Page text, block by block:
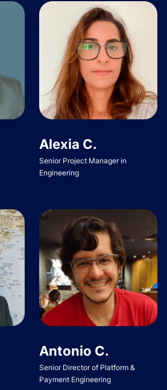
Alexia C.
Senior Project Manager in
Engineering
Antonio C.
Senior Director of Platform &
Payment Engineering